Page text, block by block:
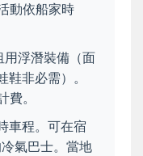
動依船家時
用浮潛裝備（面
非必需）。
。
車程。可在宿
氣巴士。當地